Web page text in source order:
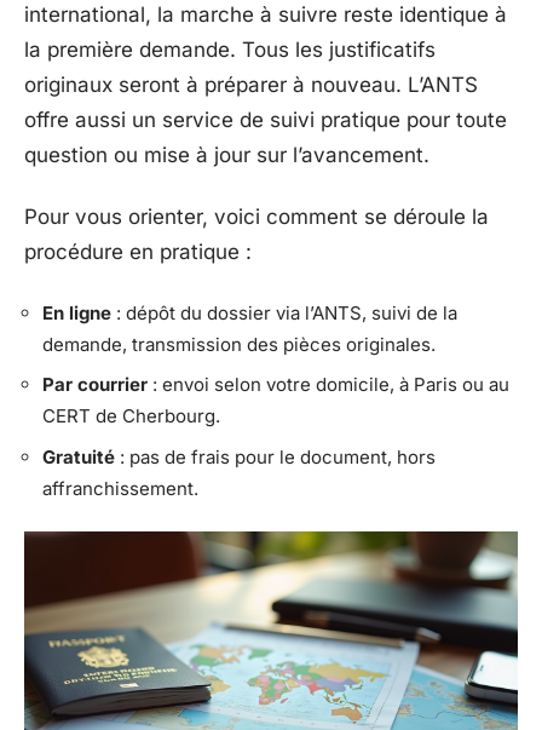
international, la marche à suivre reste identique à
la première demande. Tous les justificatifs
originaux seront à préparer à nouveau. L’ANTS
offre aussi un service de suivi pratique pour toute
question ou mise à jour sur l’avancement.
Pour vous orienter, voici comment se déroule la
procédure en pratique :
En ligne : dépôt du dossier via l’ANTS, suivi de la
demande, transmission des pièces originales.
Par courrier : envoi selon votre domicile, à Paris ou au
CERT de Cherbourg.
Gratuité : pas de frais pour le document, hors
affranchissement.